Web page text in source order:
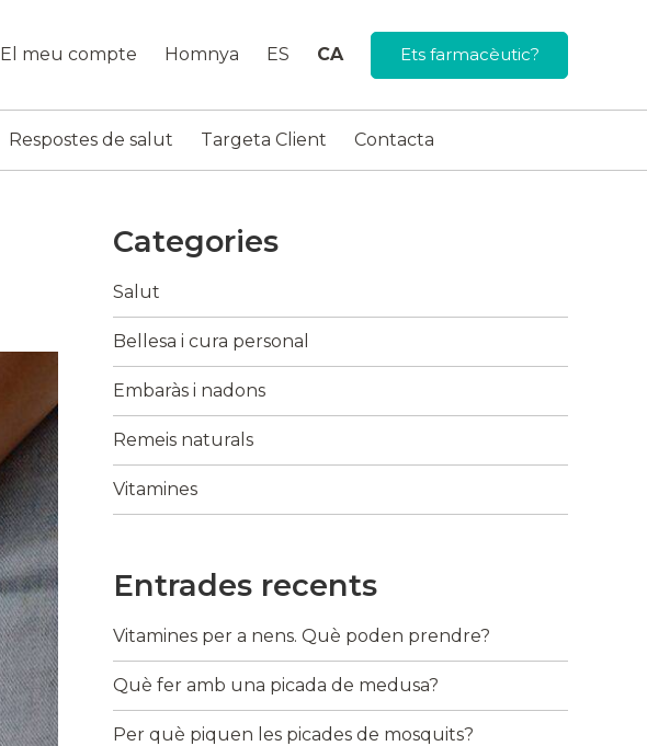
El meu compte Homnya Ets farmacèutic?
ES CA
Respostes de salut Targeta Client Contacta
Categories
Salut
Bellesa i cura personal
Embaràs i nadons
Remeis naturals
Vitamines
Entrades recents
Vitamines per a nens. Què poden prendre?
Què fer amb una picada de medusa?
Per què piquen les picades de mosquits?